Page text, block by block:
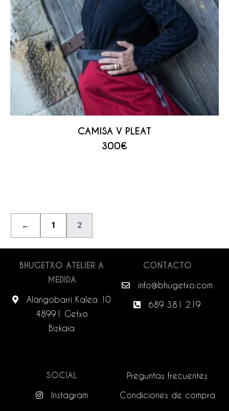
CAMISA V PLEAT
300€
← 1 2
BHUGETXO ATELIER A
MEDIDA
Alangobarri Kalea 10
48991 Getxo
Bizkaia
CONTACTO
info@bhugetxo.com
689 381 219
SOCIAL
Instagram
Preguntas frecuentes
Condiciones de compra